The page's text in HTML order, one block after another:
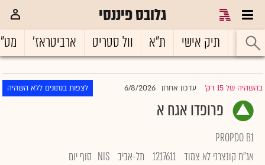
גלובס פיננסי
ראשי תיק אישי ת"א וול סטריט ארביטראז'
בהשהיה של 15 דק' |עדכון אחרון 6/8/2026 לצפות בנתונים ללא השהיה
פרופדו אגח א
PROPDO B1
אג"ח קונצרני לא צמוד 1217611 תל-אביב NIS סוף יום